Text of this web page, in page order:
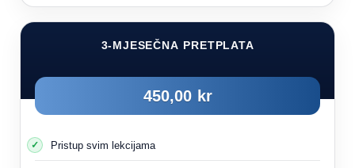
3-MJESEČNA PRETPLATA
450,00 kr
Pristup svim lekcijama